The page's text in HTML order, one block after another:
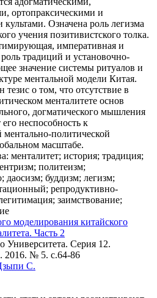
ортопраксическими и
Означена роль легизма
учения позитивистского толка.
императивная и
традиций и установочно-
значение системы ритуалов и
ментальной модели Китая.
о том, что отсутствие в
менталитете основ
догматического мышления
неспособность к
ментально-политической
масштабе.
менталитет; история; традиция;
политеизм;
даосизм; буддизм; легизм;
репродуктивно-
заимствование;
моделирования китайского
Часть 2
Университета. Серия 12.
2016. № 5. c.64-86
С.